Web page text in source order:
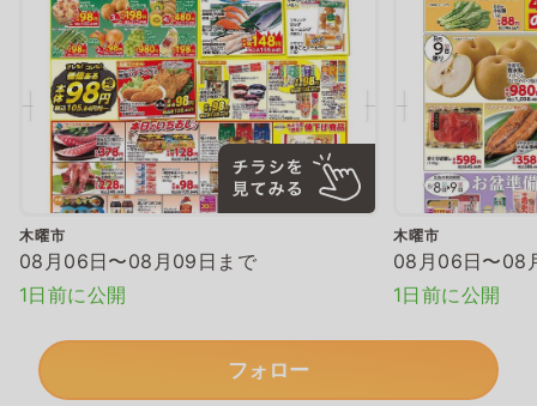
木曜市
08月06日〜08月09日まで
1日前に公開
木曜市
08月06日〜08
1日前に公開
フォロー